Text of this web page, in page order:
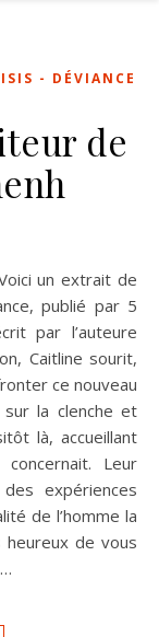
- DÉVIANCE
de
publié par 5
par l’auteure
Caitline sourit,
ce nouveau
la clenche et
là, accueillant
Leur
expériences
de l’homme la
de vous